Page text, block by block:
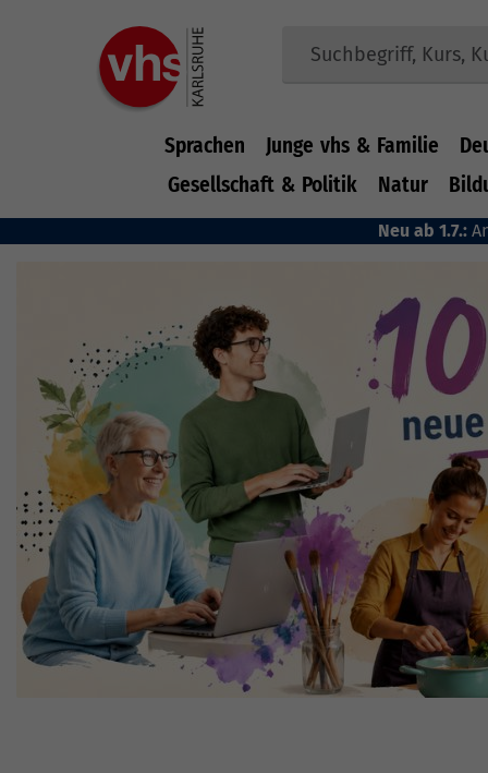
Sprachen Junge vhs & Familie
Gesellschaft & Politik
Natur
Neu ab 1.7.: